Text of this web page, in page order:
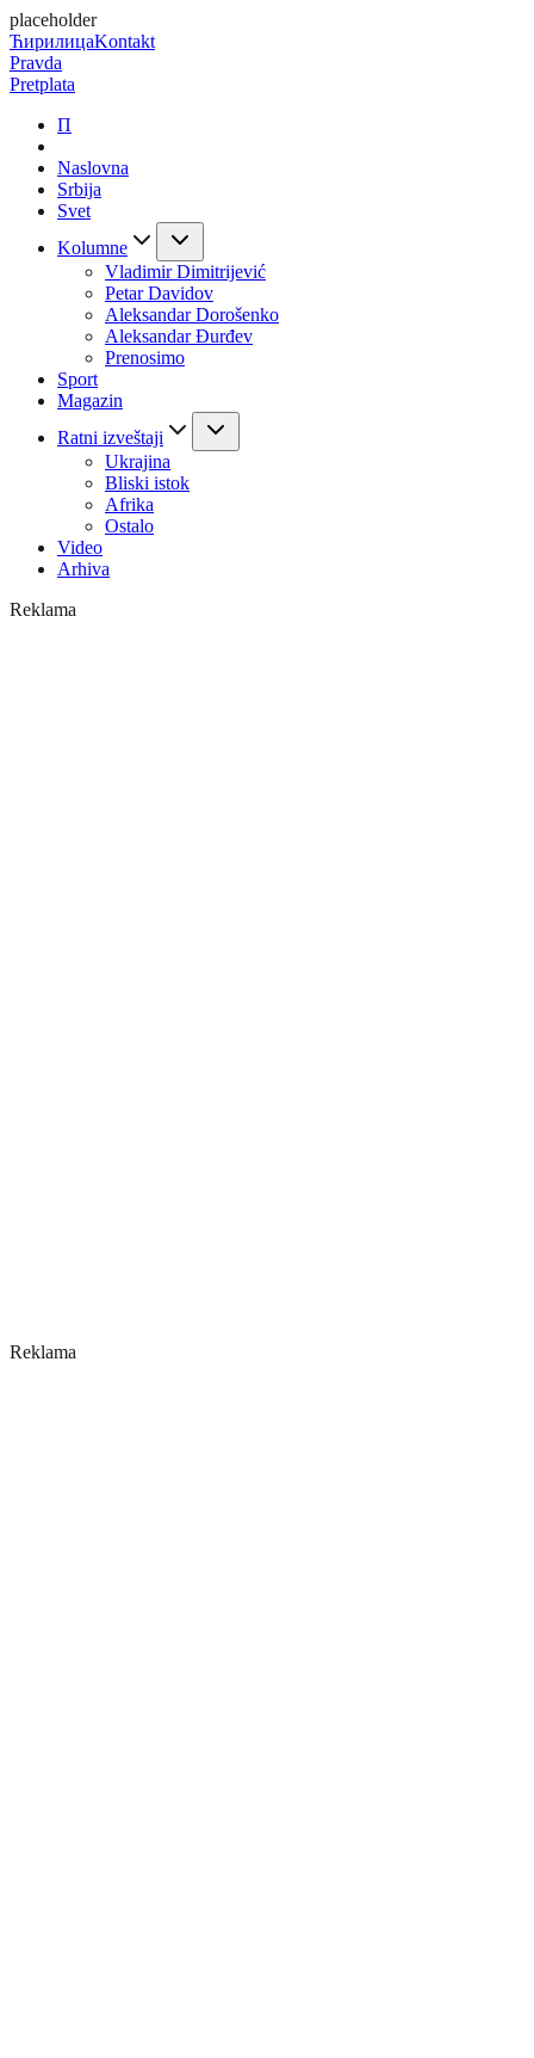
placeholder
ЋирилицаKontakt
Pravda
Pretplata
П
Naslovna
Srbija
Svet
Kolumne
Vladimir Dimitrijević
Petar Davidov
Aleksandar Dorošenko
Aleksandar Đurđev
Prenosimo
Sport
Magazin
Ratni izveštaji
Ukrajina
Bliski istok
Afrika
Ostalo
Video
Arhiva
Reklama
Reklama